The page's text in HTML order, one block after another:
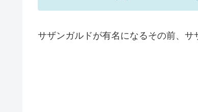
サザンガルドが有名になるその前、